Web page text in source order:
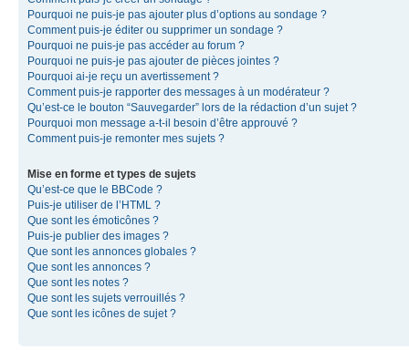
Pourquoi ne puis-je pas ajouter plus d’options au sondage ?
Comment puis-je éditer ou supprimer un sondage ?
Pourquoi ne puis-je pas accéder au forum ?
Pourquoi ne puis-je pas ajouter de pièces jointes ?
Pourquoi ai-je reçu un avertissement ?
Comment puis-je rapporter des messages à un modérateur ?
Qu’est-ce le bouton “Sauvegarder” lors de la rédaction d’un sujet ?
Pourquoi mon message a-t-il besoin d’être approuvé ?
Comment puis-je remonter mes sujets ?
Mise en forme et types de sujets
Qu’est-ce que le BBCode ?
Puis-je utiliser de l’HTML ?
Que sont les émoticônes ?
Puis-je publier des images ?
Que sont les annonces globales ?
Que sont les annonces ?
Que sont les notes ?
Que sont les sujets verrouillés ?
Que sont les icônes de sujet ?